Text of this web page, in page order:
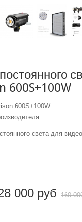
600S+100W
600S+100W
света для
000 руб 160